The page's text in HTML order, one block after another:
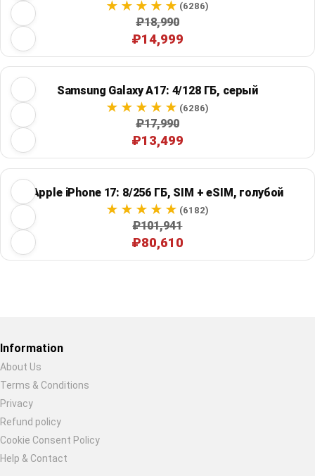
(6286)
₽18,990
₽14,999
Samsung Galaxy A17: 4/128 ГБ, серый
(6286)
₽17,990
₽13,499
Apple iPhone 17: 8/256 ГБ, SIM + eSIM, голубой
(6182)
₽101,941
₽80,610
Information
About Us
Terms & Conditions
Privacy
Refund policy
Cookie Consent Policy
Help & Contact